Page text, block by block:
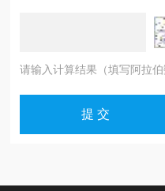
请输入计算结果（填写阿拉